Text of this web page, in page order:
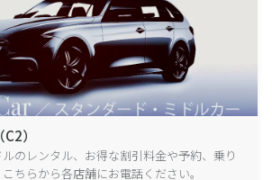
）
のレンタル、お得な割引料金や予約、乗り
ちらから各店舗にお電話ください。